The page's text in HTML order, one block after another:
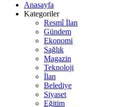
Anasayfa
Kategoriler
Resmî İlan
Gündem
Ekonomi
Sağlık
Magazin
Teknoloji
İlan
Belediye
Siyaset
Eğitim